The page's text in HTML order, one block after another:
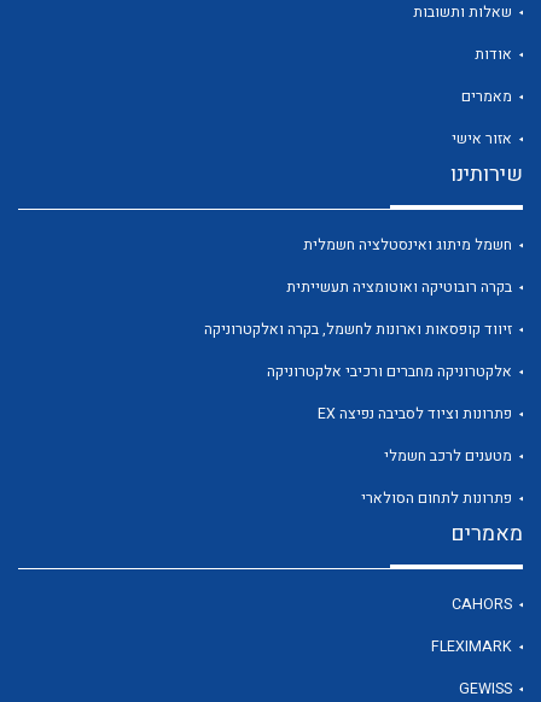
לכל מוצרי היצרן
שאלות ותשובות
אודות
מאמרים
אזור אישי
שירותינו
חשמל מיתוג ואינסטלציה חשמלית
בקרה רובוטיקה ואוטומציה תעשייתית
זיווד קופסאות וארונות לחשמל, בקרה ואלקטרוניקה
אלקטרוניקה מחברים ורכיבי אלקטרוניקה
פתרונות וציוד לסביבה נפיצה EX
מטענים לרכב חשמלי
פתרונות לתחום הסולארי
מאמרים
CAHORS
FLEXIMARK
GEWISS